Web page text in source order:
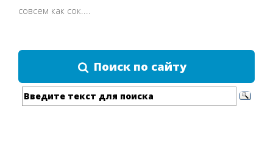
совсем как сок....
Поиск по сайту